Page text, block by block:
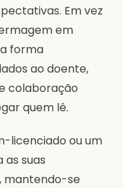
Em vez
em
forma
ao doente,
colaboração
quem lê.
licenciado ou um
as suas
mantendo-se